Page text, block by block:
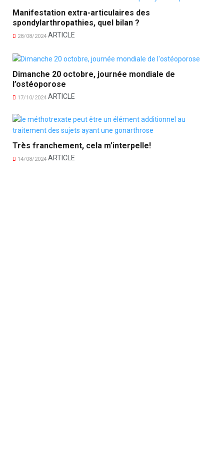
Manifestation extra-articulaires des
spondylarthropathies, quel bilan ?
28/08/2024 ARTICLE
Dimanche 20 octobre, journée mondiale de
l’ostéoporose
17/10/2024 ARTICLE
Très franchement, cela m’interpelle!
14/08/2024 ARTICLE